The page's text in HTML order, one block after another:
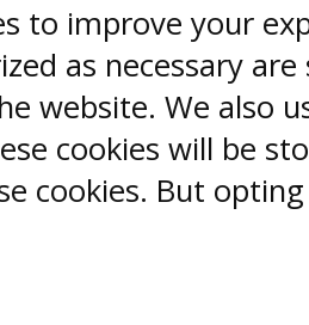
to improve your
as necessary
website. We also
cookies will be
cookies. But